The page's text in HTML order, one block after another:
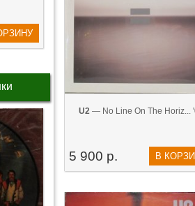
U2— No Line On The Horiz...
5 900 р. В